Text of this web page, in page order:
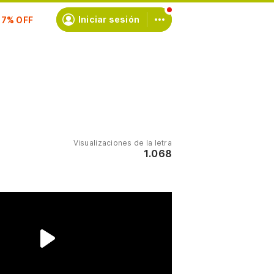
Iniciar sesión
Visualizaciones de la letra
1.068